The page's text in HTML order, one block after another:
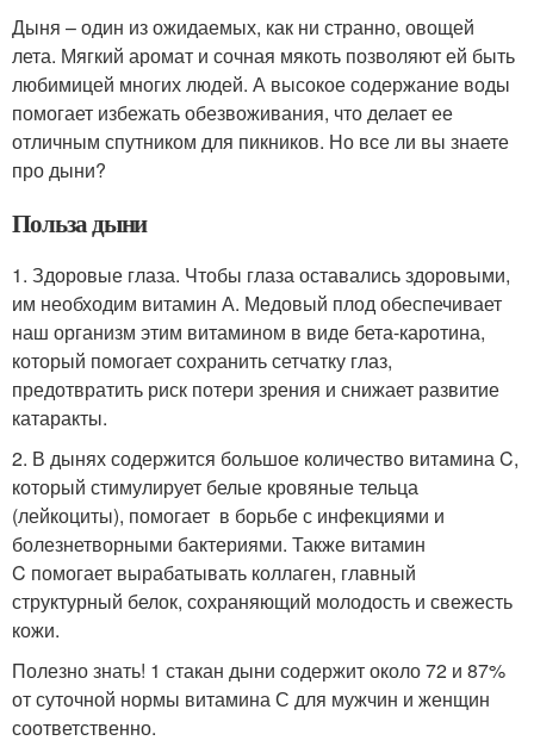
Дыня – один из ожидаемых, как ни странно, овощей
лета. Мягкий аромат и сочная мякоть позволяют ей быть
любимицей многих людей. А высокое содержание воды
помогает избежать обезвоживания, что делает ее
отличным спутником для пикников. Но все ли вы знаете
про дыни?
Польза дыни
1. Здоровые глаза. Чтобы глаза оставались здоровыми,
им необходим витамин А. Медовый плод обеспечивает
наш организм этим витамином в виде бета-каротина,
который помогает сохранить сетчатку глаз,
предотвратить риск потери зрения и снижает развитие
катаракты.
2. В дынях содержится большое количество витамина C,
который стимулирует белые кровяные тельца
(лейкоциты), помогает в борьбе с инфекциями и
болезнетворными бактериями. Также витамин
C помогает вырабатывать коллаген, главный
структурный белок, сохраняющий молодость и свежесть
кожи.
Полезно знать! 1 стакан дыни содержит около 72 и 87%
от суточной нормы витамина С для мужчин и женщин
соответственно.